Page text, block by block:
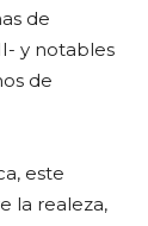
de
y notables
de
este
la realeza,